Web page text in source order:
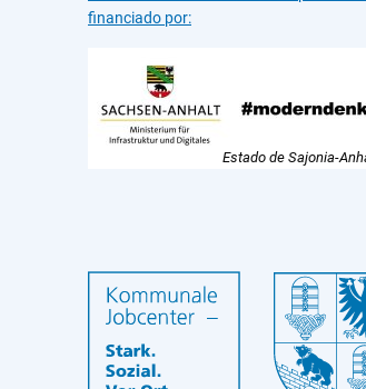
financiado por:
Estado de Sajonia-